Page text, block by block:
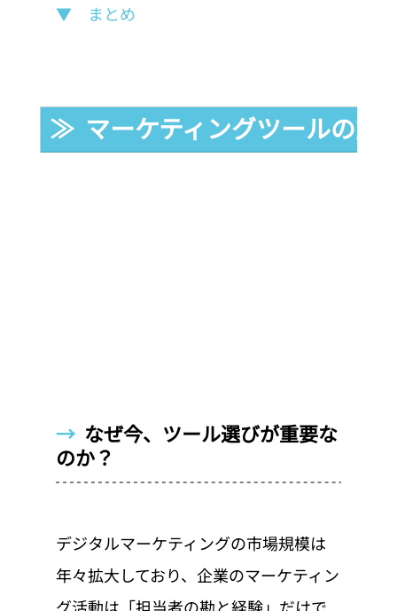
▼　まとめ
≫  マーケティングツールの重
→ なぜ今、ツール選びが重要な
のか？
デジタルマーケティングの市場規模は
年々拡大しており、企業のマーケティン
グ活動は「担当者の勘と経験」だけで